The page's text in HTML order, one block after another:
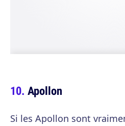
Apollon
Si les Apollon sont